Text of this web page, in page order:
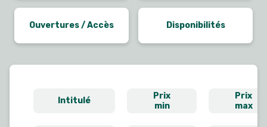
Ouvertures / Accès Disponibilités
Intitulé
Prix
min
Prix
max